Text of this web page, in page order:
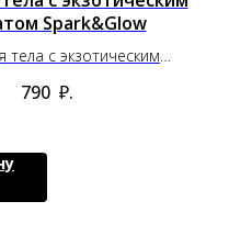
Spark&Glow
тела с экзотическим
790 ₽.